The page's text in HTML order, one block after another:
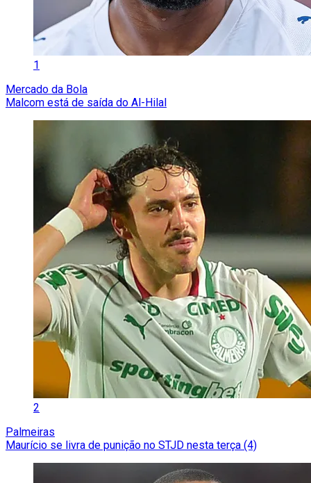
1
Mercado da Bola
Malcom está de saída do Al-Hilal
2
Palmeiras
Maurício se livra de punição no STJD nesta terça (4)